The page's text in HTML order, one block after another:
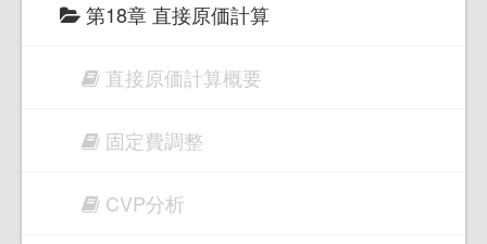
第18章 直接原価計算
直接原価計算概要
固定費調整
CVP分析